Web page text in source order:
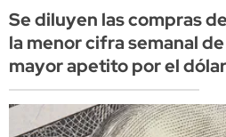
Se diluyen las compras
la menor cifra semanal
mayor apetito por el dólar